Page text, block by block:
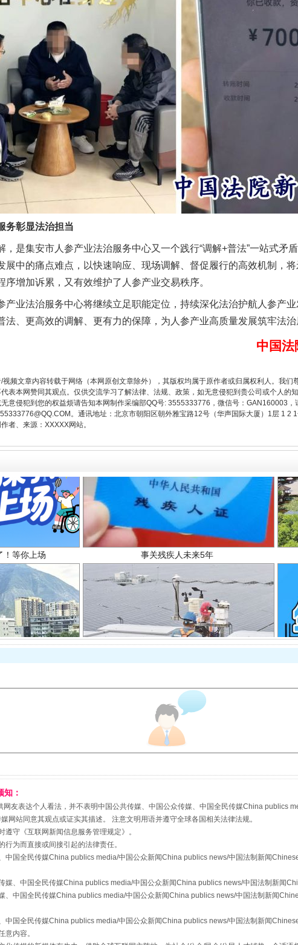
彰显法治担当
集安市人参产业法治服务中心又一个践行“调解+普法”一站式矛盾
展中的痛点难点，以快速响应、现场调解、督促履行的高效机制，
序增加诉累，又有效维护了人参产业交易秩序。
业法治服务中心将继续立足职能定位，持续深化法治护航人参产业
法、更高效的调解、更有力的保障，为人参产业高质量发展筑牢法治
中国法
/视频文章内容转载于网络（本网原创文章除外），其版权均属于原作者或归属权利人。我
表本网赞同其观点。仅供交流学习了解法律、法规、政策，如无意侵犯到贵公司或个人的
意侵犯到您的权益烦请告知本网制作采编部QQ号: 3555333776，微信号：GAN160003
。通讯地址：北京市朝阳区朝外雅宝路12号（华声国际大厦）1层 1 2
者、来源：XXXXX网站。
责幌子 以产业富民促振兴
被判无期 从幼儿园到大学，有这些资助
等你上场
县开幕 规模最大的光氢储一体化项目
：
网友表达个人看法，并不表明中国公共传媒、中国公众传媒、中国全民传媒China publics
网站同意其观点或证实其描述。 注意文明用语并遵守全球各国相关法律法规。
遵守《互联网新闻信息服务管理规定》。
为而直接或间接引起的法律责任。
中国全民传媒China publics media/中国公众新闻China publics news/中国法制新闻
媒、中国全民传媒China publics media/中国公众新闻China publics news/中国法制新闻
、中国全民传媒China publics media/中国公众新闻China publics news/中国法制新闻
中国全民传媒China publics media/中国公众新闻China publics news/中国法制新闻
意内容。